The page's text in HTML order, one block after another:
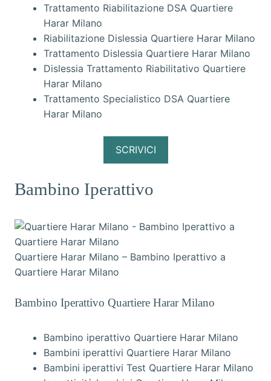
Trattamento Riabilitazione DSA Quartiere
Harar Milano
Riabilitazione Dislessia Quartiere Harar Milano
Trattamento Dislessia Quartiere Harar Milano
Dislessia Trattamento Riabilitativo Quartiere
Harar Milano
Trattamento Specialistico DSA Quartiere
Harar Milano
SCRIVICI
Bambino Iperattivo
Quartiere Harar Milano – Bambino Iperattivo a
Quartiere Harar Milano
Bambino Iperattivo Quartiere Harar Milano
Bambino iperattivo Quartiere Harar Milano
Bambini iperattivi Quartiere Harar Milano
Bambini iperattivi Test Quartiere Harar Milano